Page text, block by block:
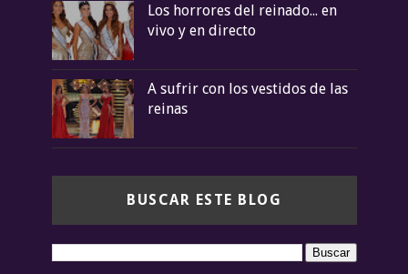
Los horrores del reinado... en
vivo y en directo
A sufrir con los vestidos de las
reinas
BUSCAR ESTE BLOG